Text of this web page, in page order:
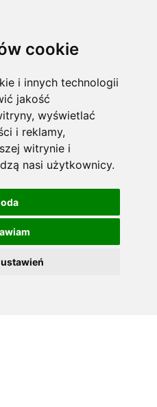
cookie
i innych technologii
jakość
wyświetlać
i reklamy,
witrynie i
nasi użytkownicy.